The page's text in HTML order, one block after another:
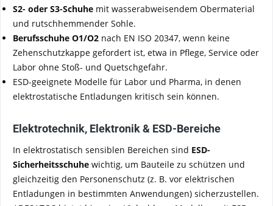
S2- oder S3-Schuhe mit wasserabweisendem Obermaterial
und rutschhemmender Sohle.
Berufsschuhe O1/O2 nach EN ISO 20347, wenn keine
Zehenschutzkappe gefordert ist, etwa in Pflege, Service oder
Labor ohne Stoß- und Quetschgefahr.
ESD-geeignete Modelle für Labor und Pharma, in denen
elektrostatische Entladungen kritisch sein können.
Elektrotechnik, Elektronik & ESD-Bereiche
In elektrostatisch sensiblen Bereichen sind ESD-
Sicherheitsschuhe wichtig, um Bauteile zu schützen und
gleichzeitig den Personenschutz (z. B. vor elektrischen
Entladungen in bestimmten Anwendungen) sicherzustellen.